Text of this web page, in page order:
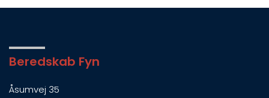
Beredskab Fyn
Åsumvej 35